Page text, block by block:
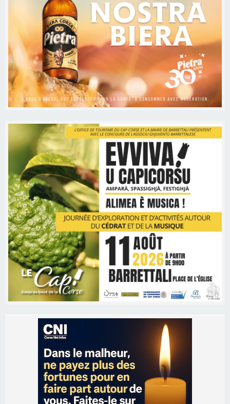
Les brèves
06/08/2026 15:57
Ucciani – Marché des producteurs à Cruculi le